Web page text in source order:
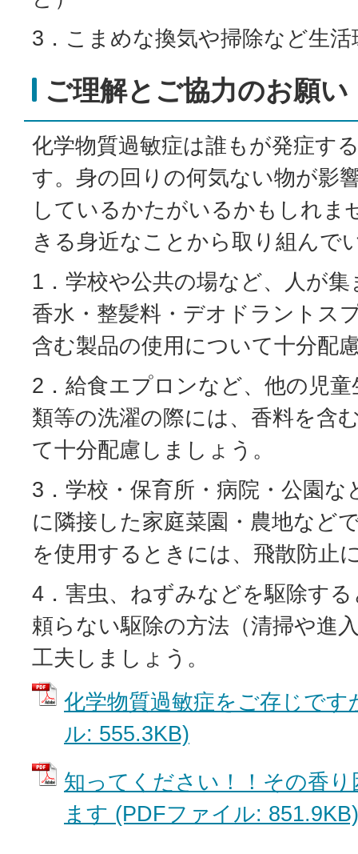
3．こまめな換気や掃除など生
ご理解とご協力のお願い
化学物質過敏症は誰もが発症す
す。身の回りの何気ない物が影
しているかたがいるかもしれま
きる身近なことから取り組んで
1．学校や公共の場など、人が
香水・整髪料・デオドラントス
含む製品の使用について十分配
2．給食エプロンなど、他の児
類等の洗濯の際には、香料を含
て十分配慮しましょう。
3．学校・保育所・病院・公園な
に隣接した家庭菜園・農地など
を使用するときには、飛散防止
4．害虫、ねずみなどを駆除す
頼らない駆除の方法（清掃や進
工夫しましょう。
化学物質過敏症をご存じで
ル: 555.3KB)
知ってください！！その香
ます (PDFファイル: 851.9KB)